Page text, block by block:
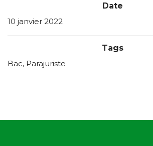
Date
10 janvier 2022
Tags
Bac, Parajuriste